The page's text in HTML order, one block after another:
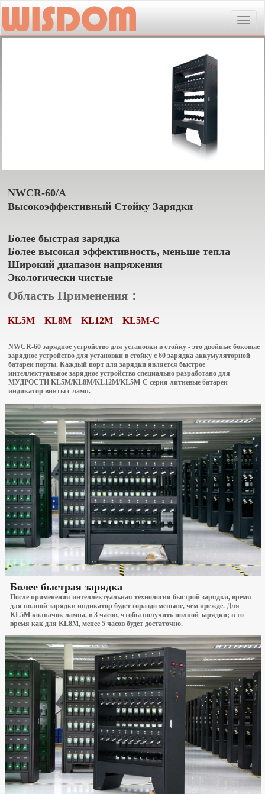
Toggle
NWCR-60/A
Высокоэффективный Стойку Зарядки
Более быстрая зарядка
Более высокая эффективность, меньше тепла
Широкий диапазон напряжения
Экологически чистые
Область Применения：
KL5M KL8M KL12M KL5M-C
NWCR-60 зарядное устройство для установки в стойку - это двойные боковые
зарядное устройство для установки в стойку с 60 зарядка аккумуляторной
батареи порты. Каждый порт для зарядки является быстрое
интеллектуальное зарядное устройство специально разработано для
МУДРОСТИ KL5M/KL8M/KL12M/KL5M-C серия литиевые батареи
индикатор винты с ламп.
Более быстрая зарядка
После применения интеллектуальная технология быстрой зарядки, время
для полной зарядки индикатор будет гораздо меньше, чем прежде. Для
KL5M колпачок лампа, в 3 часов, чтобы получить полной зарядки; в то
время как для KL8M, менее 5 часов будет достаточно.